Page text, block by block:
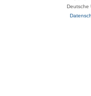
Deutsche